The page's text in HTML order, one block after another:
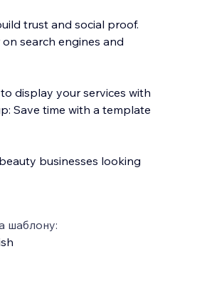
trust and social proof.
search engines and
display your services with
Save time with a template
businesses looking
шаблону: